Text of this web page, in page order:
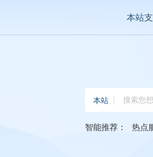
本站
智能推荐： 热点